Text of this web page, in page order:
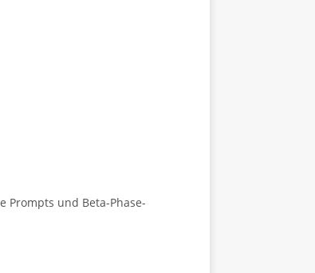
Prompts und Beta-Phase-